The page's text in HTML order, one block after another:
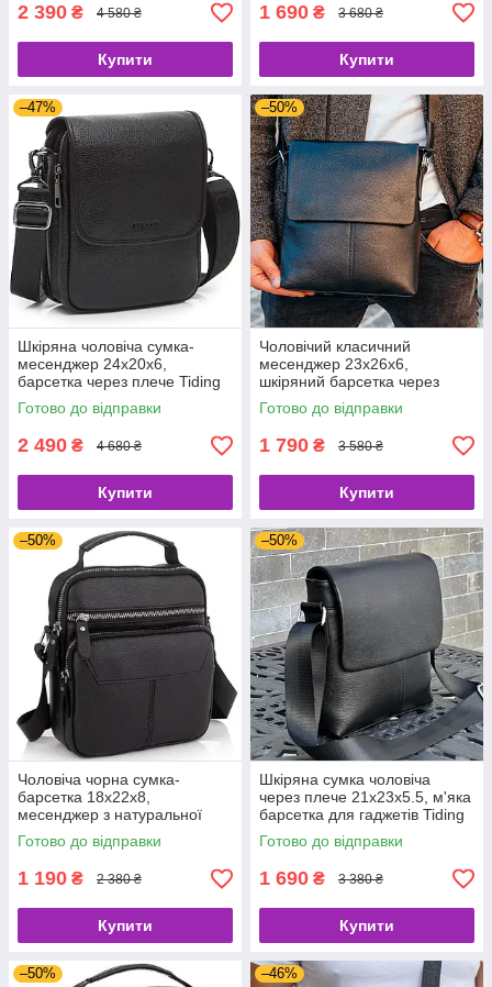
2 390 ₴ 4 580 ₴
Купити
1 690 ₴ 3 680 ₴
Купити
–47%
Шкіряна чоловіча сумка-
месенджер 24х20х6,
барсетка через плече Tiding
Bag TD-23433 чорна
Готово до відправки
2 490 ₴ 4 680 ₴
Купити
–50%
Чоловічий класичний
месенджер 23х26х6,
шкіряний барсетка через
плече Tiding Bag 2862
чорний
Готово до відправки
1 790 ₴ 3 580 ₴
Купити
–50%
Чоловіча чорна сумка-
барсетка 18x22x8,
месенджер з натуральної
шкіри Tiding Bag M2237A
чорний
Готово до відправки
1 190 ₴ 2 380 ₴
Купити
–50%
Шкіряна сумка чоловіча
через плече 21х23х5.5, м'яка
барсетка для гаджетів Tiding
Bag 12977 чорна
Готово до відправки
1 690 ₴ 3 380 ₴
Купити
–50% –46%